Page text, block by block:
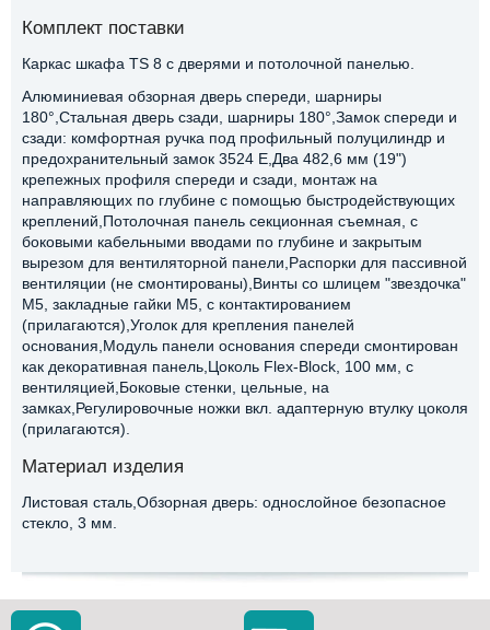
Комплект поставки
Каркас шкафа TS 8 с дверями и потолочной панелью.
Алюминиевая обзорная дверь спереди, шарниры
180°,Стальная дверь сзади, шарниры 180°,Замок спереди и
сзади: комфортная ручка под профильный полуцилиндр и
предохранительный замок 3524 E,Два 482,6 мм (19")
крепежных профиля спереди и сзади, монтаж на
направляющих по глубине с помощью быстродействующих
креплений,Потолочная панель секционная съемная, с
боковыми кабельными вводами по глубине и закрытым
вырезом для вентиляторной панели,Распорки для пассивной
вентиляции (не смонтированы),Винты со шлицем "звездочка"
М5, закладные гайки M5, с контактированием
(прилагаются),Уголок для крепления панелей
основания,Модуль панели основания спереди смонтирован
как декоративная панель,Цоколь Flex-Block, 100 мм, с
вентиляцией,Боковые стенки, цельные, на
замках,Регулировочные ножки вкл. адаптерную втулку цоколя
(прилагаются).
Материал изделия
Листовая сталь,Обзорная дверь: однослойное безопасное
стекло, 3 мм.